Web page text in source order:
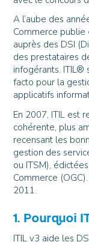
A l’aube des
Commerce publie
auprès des DSI
des prestataires
infogérants. ITIL®
facto pour la
applicatifs
En 2007, ITIL est
cohérente, plus
recensant les
gestion des
ou ITSM),
Commerce
2011.
1. Pourquoi
ITIL v3 aide les